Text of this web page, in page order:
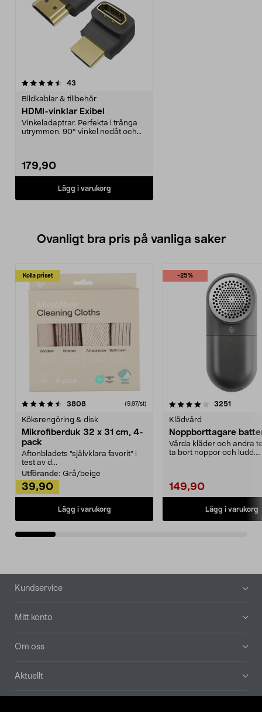
43
Bildkablar & tillbehör
HDMI-vinklar Exibel
Vinkeladaptrar. Perfekta i trånga
utrymmen. 90° vinkel nedåt och
179,90
Lägg i varukorg
Ovanligt bra pris på vanliga saker
Kolla priset
3808recensioner (9,97/st)
Köksrengöring & disk
Mikrofiberduk 32 x 31 cm, 4-
pack
Aftonbladets "självklara favorit” i
test av d...
Utförande: Grå/beige
39,90
Lägg i varukorg
-25%
4.0av 5 stjärnor 3251
Klädvård
Noppborttagare
Vårda kläder och andra
ta bort noppor och ludd.
149,90
Lägg i varukorg
4.5av 5 stjärnor
Sidfot
Kundservice
Mitt konto
Om oss
Aktuellt